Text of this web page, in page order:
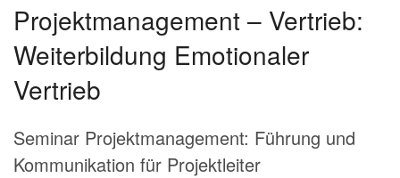
Projektmanagement – Vertrieb:
Weiterbildung Emotionaler
Vertrieb
Seminar Projektmanagement: Führung und
Kommunikation für Projektleiter